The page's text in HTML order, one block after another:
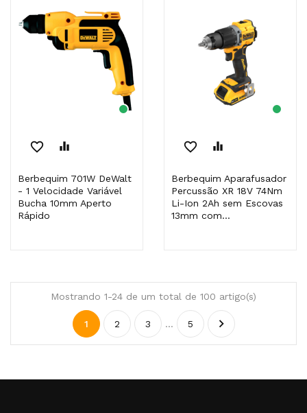
favorite_border equalizer
Berbequim 701W DeWalt
- 1 Velocidade Variável
Bucha 10mm Aperto
Rápido
favorite_border equalizer
Berbequim Aparafusador
Percussão XR 18V 74Nm
Li-Ion 2Ah sem Escovas
13mm com...
Mostrando 1-24 de um total de 100 artigo(s)
1 2 3 … 5 